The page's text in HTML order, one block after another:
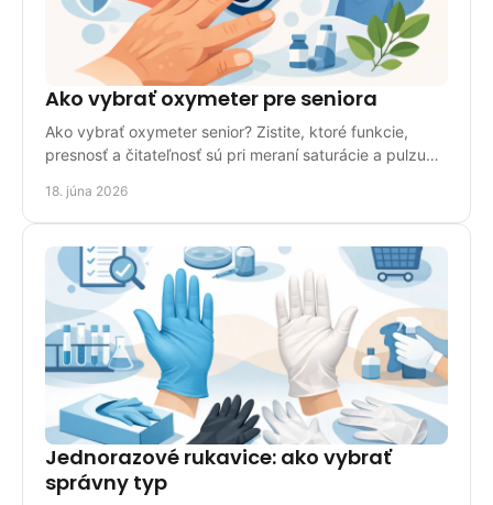
Ako vybrať oxymeter pre seniora
Ako vybrať oxymeter senior? Zistite, ktoré funkcie,
presnosť a čitateľnosť sú pri meraní saturácie a pulzu
18. júna 2026
Jednorazové rukavice: ako vybrať
správny typ